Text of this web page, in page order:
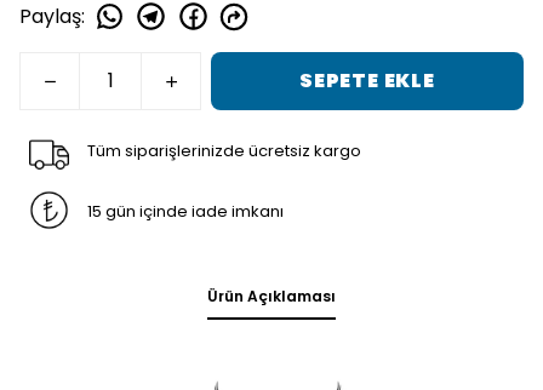
Paylaş:
SEPETE EKLE
Tüm siparişlerinizde ücretsiz kargo
15 gün içinde iade imkanı
Ürün Açıklaması